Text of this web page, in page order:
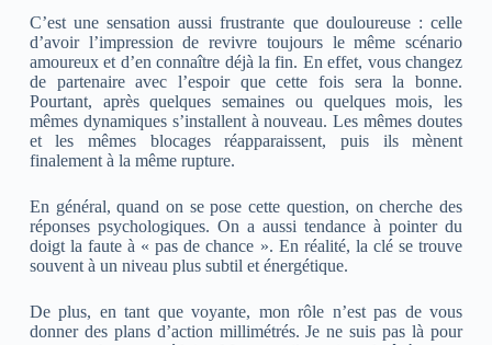
C’est une sensation aussi frustrante que douloureuse : celle
d’avoir l’impression de revivre toujours le mêmescénario
amoureuxet d’en connaître déjà la fin. En effet, vous changez
de partenaire avec l’espoir que cette fois sera la bonne.
Pourtant, après quelques semaines ou quelques mois, les
mêmes dynamiques s’installent à nouveau. Les mêmes doutes
et les mêmes blocages réapparaissent, puis ils mènent
finalement à la même rupture.
En général, quand on se pose cette question, on cherche des
réponses psychologiques. On a aussi tendance à pointer du
doigt la faute à « pas de chance ». En réalité, la clé se trouve
souvent à un niveau plus subtil et énergétique.
De plus, en tant que voyante, mon rôle n’est pas de vous
donner des plans d’action millimétrés. Je ne suis pas là pour